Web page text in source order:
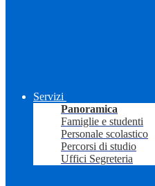
Servizi
Panoramica
Famiglie e studenti
Personale scolastico
Percorsi di studio
Uffici Segreteria